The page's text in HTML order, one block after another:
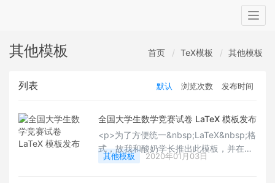
其他模板 首页 TeX模板 其他模板
列表 默认 浏览次数 发布时间
全国大学生数学竞赛试卷 LaTeX 模板发布
<p>为了方便统一&nbsp;LaTeX&nbsp;格
式，故我和酸奶学长推出此模板，并在以
后由我们共同维护该模板的后续使用，下
其他模板 2020年01月03日